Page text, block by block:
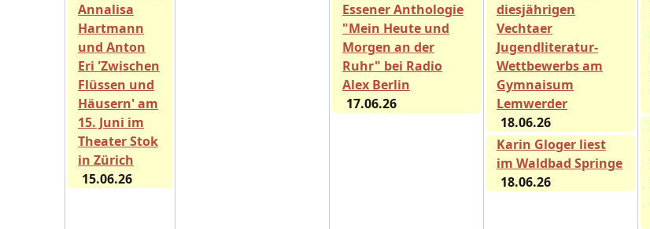
Annalisa
Hartmann
und Anton
Eri 'Zwischen
Flüssen und
Häusern' am
15. Juni im
Theater Stok
in Zürich
15.06.26
Essener Anthologie
"Mein Heute und
Morgen an der
Ruhr" bei Radio
Alex Berlin
17.06.26
diesjährigen
Vechtaer
Jugendliteratur-
Wettbewerbs am
Gymnaisum
Lemwerder
18.06.26
Karin Gloger liest
im Waldbad Springe
18.06.26